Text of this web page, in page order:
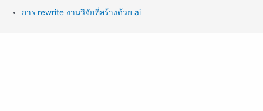
การ rewrite งานวิจัยที่สร้างด้วย ai